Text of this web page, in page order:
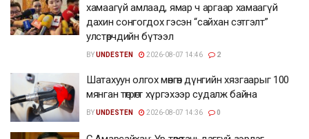
хамаагүй амлаад, ямар ч аргаар хамаагүй
дахин сонгогдох гэсэн “сайхан сэтгэлт”
улстөрчдийн бүтээл
BYUNDESTEN 2026-08-07 14:46 2
Шатахуун олгох мөнгөн дүнгийн хязгаарыг 100
мянган төгрөгт хүргэхээр судалж байна
BYUNDESTEN 2026-08-07 14:36 0